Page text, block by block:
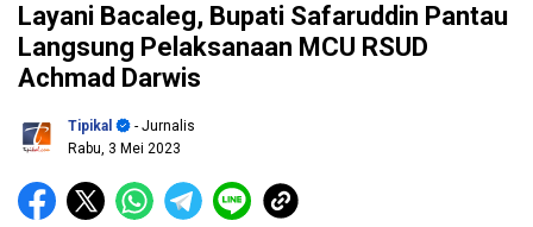
Layani Bacaleg, Bupati Safaruddin Pantau
Langsung Pelaksanaan MCU RSUD
Achmad Darwis
Tipikal
- Jurnalis
Rabu, 3 Mei 2023